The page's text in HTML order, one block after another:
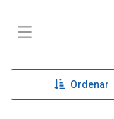
Ordenar